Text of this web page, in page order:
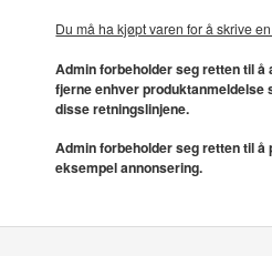
Du må ha kjøpt varen for å skrive
Admin forbeholder seg retten til
fjerne enhver produktanmeldelse
disse retningslinjene.
Admin forbeholder seg retten til
eksempel annonsering.